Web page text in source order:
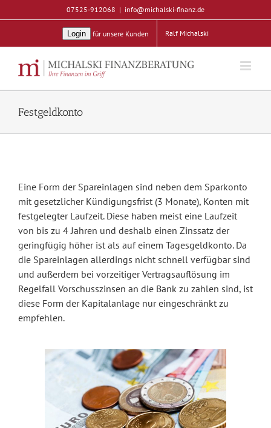
Inhalt
07525-912068 | info@michalski-finanz.de
Login für unsere Kunden Ralf Michalski
Festgeldkonto
Eine Form der Spareinlagen sind neben dem Sparkonto
mit gesetzlicher Kündigungsfrist (3 Monate), Konten mit
festgelegter Laufzeit. Diese haben meist eine Laufzeit
von bis zu 4 Jahren und deshalb einen Zinssatz der
geringfügig höher ist als auf einem Tagesgeldkonto. Da
die Spareinlagen allerdings nicht schnell verfügbar sind
und außerdem bei vorzeitiger Vertragsauflösung im
Regelfall Vorschusszinsen an die Bank zu zahlen sind, ist
diese Form der Kapitalanlage nur eingeschränkt zu
empfehlen.